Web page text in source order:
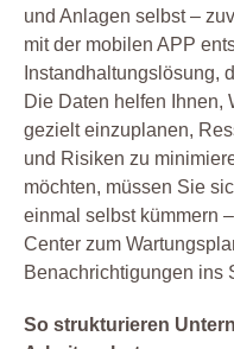
und Anlagen selbst –
mit der mobilen APP
Instandhaltungslösung,
Die Daten helfen Ihnen,
gezielt einzuplanen,
und Risiken zu
möchten, müssen Sie
einmal selbst kümmern
Center zum
Benachrichtigungen ins
So strukturieren